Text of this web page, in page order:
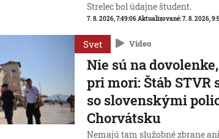
Strelec bol údajne študent.
7. 8. 2026, 7:49:06Aktualizované:7. 8. 2026,
Svet Video
Nie sú na
pri mori: Štáb STVR
so slovenskými
Chorvátsku
Nemajú tam služobné zbrane